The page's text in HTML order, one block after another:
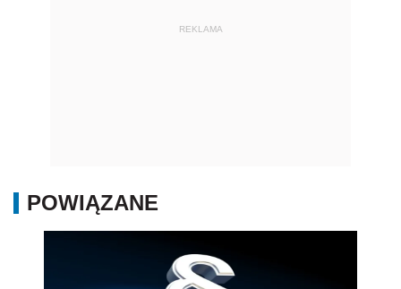
REKLAMA
POWIĄZANE